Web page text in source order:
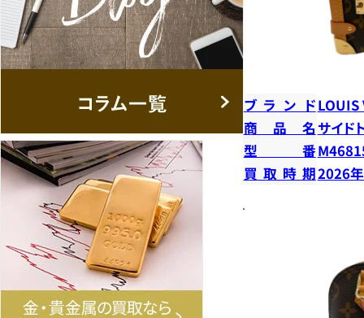
ブランドLOUIS
商品名 サイド
型番
買取時期2026